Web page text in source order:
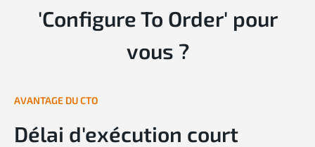
'Configure To Order' pour
vous ?
AVANTAGE DU CTO
Délai d'exécution court